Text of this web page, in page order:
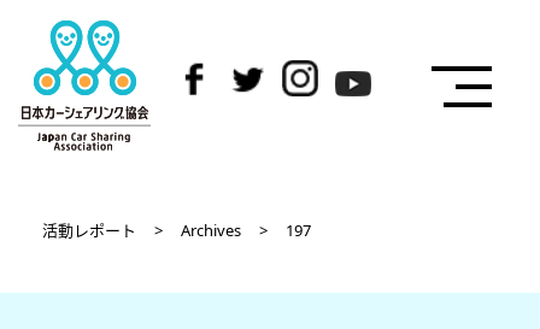
活動レポート > Archives > 197